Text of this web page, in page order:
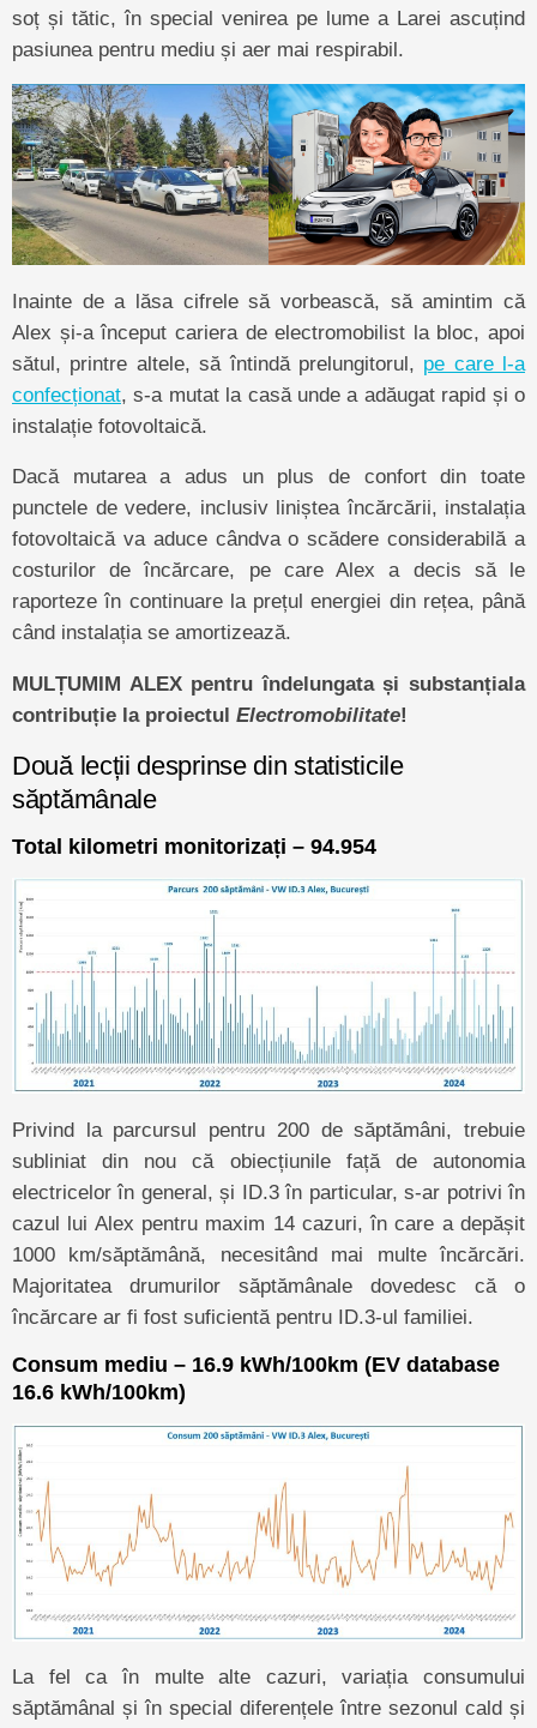
soț și tătic, în special venirea pe lume a Larei ascuțind
pasiunea pentru mediu și aer mai respirabil.
Inainte de a lăsa cifrele să vorbească, să amintim că
Alex și-a început cariera de electromobilist la bloc, apoi
sătul, printre altele, să întindă prelungitorul, pe care l-a
confecționat, s-a mutat la casă unde a adăugat rapid și o
instalație fotovoltaică.
Dacă mutarea a adus un plus de confort din toate
punctele de vedere, inclusiv liniștea încărcării, instalația
fotovoltaică va aduce cândva o scădere considerabilă a
costurilor de încărcare, pe care Alex a decis să le
raporteze în continuare la prețul energiei din rețea, până
când instalația se amortizează.
MULȚUMIM ALEX pentru îndelungata și substanțiala
contribuție la proiectul Electromobilitate!
Două lecții desprinse din statisticile
săptămânale
Total kilometri monitorizați – 94.954
Privind la parcursul pentru 200 de săptămâni, trebuie
subliniat din nou că obiecțiunile față de autonomia
electricelor în general, și ID.3 în particular, s-ar potrivi în
cazul lui Alex pentru maxim 14 cazuri, în care a depășit
1000 km/săptămână, necesitând mai multe încărcări.
Majoritatea drumurilor săptămânale dovedesc că o
încărcare ar fi fost suficientă pentru ID.3-ul familiei.
Consum mediu – 16.9 kWh/100km (EV database
16.6 kWh/100km)
La fel ca în multe alte cazuri, variația consumului
săptămânal și în special diferențele între sezonul cald și